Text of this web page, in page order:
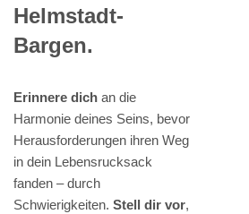
Helmstadt-
Bargen.
Erinnere dich an die
Harmonie deines Seins, bevor
Herausforderungen ihren Weg
in dein Lebensrucksack
fanden – durch
Schwierigkeiten. Stell dir vor,